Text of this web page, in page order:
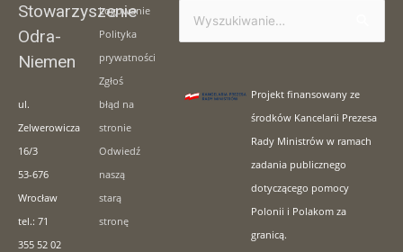
Stowarzyszenie
Odra-
Niemen
ul.
Zelwerowicza
16/3
53-676
Wrocław
tel.: 71
355 52 02
Logowanie
Polityka
prywatności
Zgłoś
błąd na
stronie
Odwiedź
naszą
starą
stronę
Szukaj
dla:
Projekt finansowany ze
środków Kancelarii Prezesa
Rady Ministrów w ramach
zadania publicznego
dotyczącego pomocy
Polonii i Polakom za
granicą.